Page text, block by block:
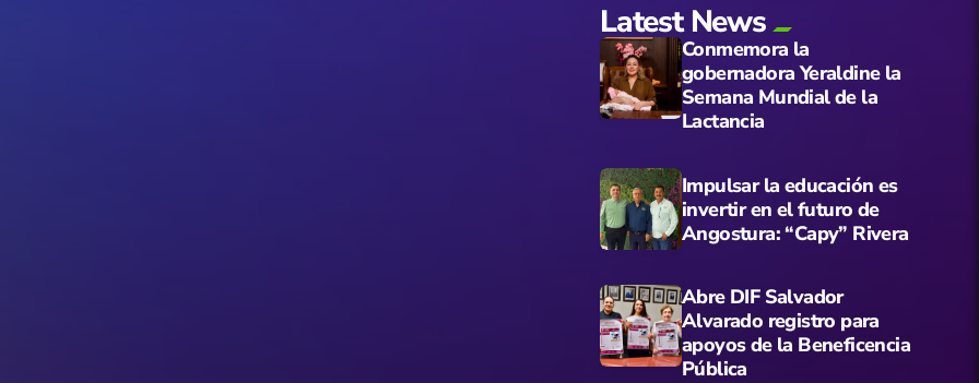
Latest News
Conmemora la
gobernadora Yeraldine la
Semana Mundial de la
Lactancia
Impulsar la educación es
invertir en el futuro de
Angostura: “Capy” Rivera
Abre DIF Salvador
Alvarado registro para
apoyos de la Beneficencia
Pública